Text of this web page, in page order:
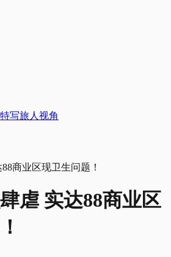
写旅人视角
虐 实达88商业区